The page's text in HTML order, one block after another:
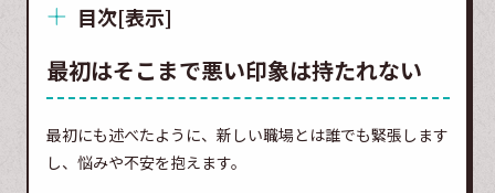
目次[表示]
最初はそこまで悪い印象は持たれない
最初にも述べたように、新しい職場とは誰でも緊張します
し、悩みや不安を抱えます。